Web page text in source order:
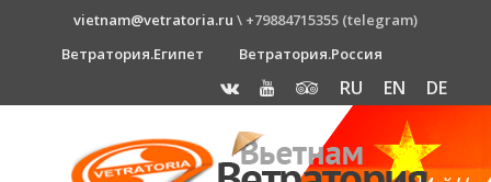
vietnam@vetratoria.ru \ +79884715355 (telegram)
Ветратория.Египет
Ветратория.Россия
RU EN DE